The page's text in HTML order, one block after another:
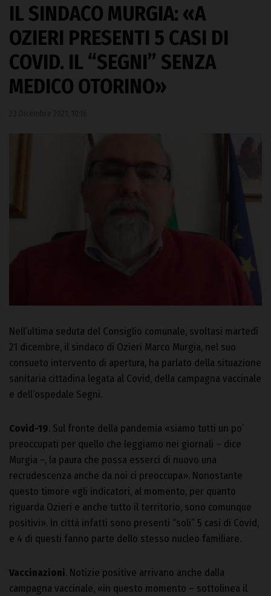
IL SINDACO MURGIA: «A
OZIERI PRESENTI 5 CASI DI
COVID. IL “SEGNI” SENZA
MEDICO OTORINO»
Nell’ultima seduta del Consiglio comunale, svoltasi martedì
21 dicembre, il sindaco di Ozieri Marco Murgia, nel suo
consueto intervento di apertura, ha parlato della situazione
sanitaria cittadina legata al Covid, della campagna vaccinale
e dell’ospedale Segni.
Covid-19. Sul fronte della pandemia «siamo tutti un po’
preoccupati per quello che leggiamo nei giornali – dice
Murgia –, la paura che possa esserci di nuovo una
recrudescenza anche da noi ci preoccupa». Nonostante
questo timore «gli indicatori, al momento, per quanto
riguarda Ozieri e anche tutto il territorio, sono comunque
positivi». In città infatti sono presenti “soli” 5 casi di Covid,
e 4 di questi fanno parte dello stesso nucleo familiare.
Vaccinazioni. Notizie positive arrivano anche dalla
campagna vaccinale, «in questo momento – sottolinea il